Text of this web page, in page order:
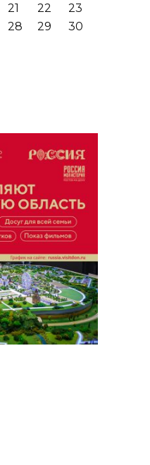
21 22
23
28 29
30